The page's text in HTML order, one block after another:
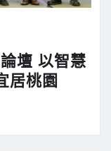
壇 以智慧
居桃園